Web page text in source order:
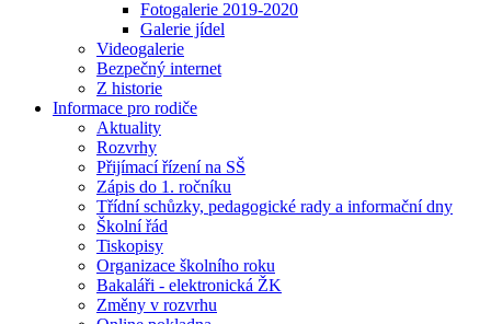
Fotogalerie 2019-2020
Galerie jídel
Videogalerie
Bezpečný internet
Z historie
Informace pro rodiče
Aktuality
Rozvrhy
Přijímací řízení na SŠ
Zápis do 1. ročníku
Třídní schůzky, pedagogické rady a informační dny
Školní řád
Tiskopisy
Organizace školního roku
Bakaláři - elektronická ŽK
Změny v rozvrhu